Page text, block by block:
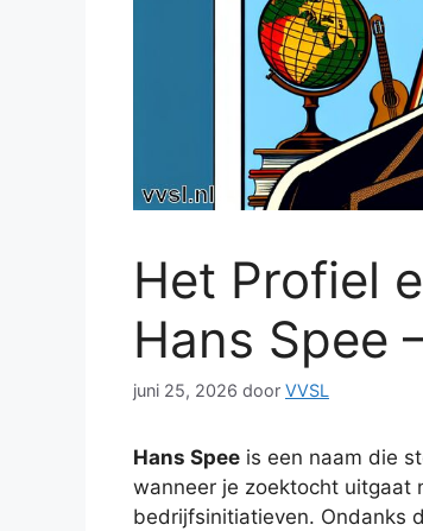
Het Profiel
Hans Spee
juni 25, 2026 door VVSL
Hans Spee is een naam die
wanneer je zoektocht uitgaat
bedrijfsinitiatieven. Ondanks